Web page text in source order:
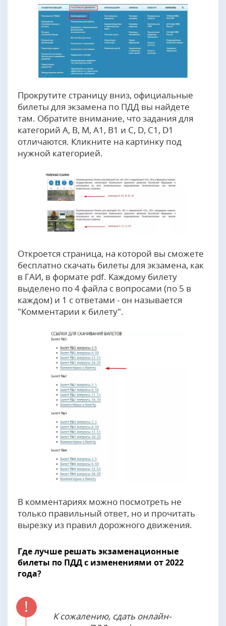
Прокрутите страницу вниз, официальные
билеты для экзамена по ПДД вы найдете
там. Обратите внимание, что задания для
категорий A, B, M, А1, B1 и C, D, C1, D1
отличаются. Кликните на картинку под
нужной категорией.
Откроется страница, на которой вы сможете
бесплатно скачать билеты для экзамена, как
в ГАИ, в формате pdf. Каждому билету
выделено по 4 файла с вопросами (по 5 в
каждом) и 1 с ответами - он называется
"Комментарии к билету".
В комментариях можно посмотреть не
только правильный ответ, но и прочитать
вырезку из правил дорожного движения.
Где лучше решать экзаменационные
билеты по ПДД с изменениями от 2022
года?
К сожалению, сдать онлайн-